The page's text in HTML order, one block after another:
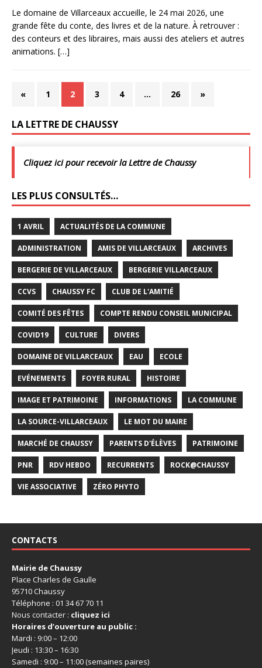
Le domaine de Villarceaux accueille, le 24 mai 2026, une
grande fête du conte, des livres et de la nature. À retrouver :
des conteurs et des libraires, mais aussi des ateliers et autres
animations. […]
« 1 2 3 4 … 26 »
LA LETTRE DE CHAUSSY
Cliquez ici pour recevoir la Lettre de Chaussy
LES PLUS CONSULTÉS…
1 AVRIL ACTUALITÉS DE LA COMMUNE
ADMINISTRATION AMIS DE VILLARCEAUX ARCHIVES
BERGERIE DE VILLARCEAUX BERGERIE VILLARCEAUX
CCVS CHAUSSY FC CLUB DE L'AMITIÉ
COMITÉ DES FÊTES COMPTE RENDU CONSEIL MUNICIPAL
COVID19 CULTURE DIVERS
DOMAINE DE VILLARCEAUX EAU ECOLE
EVÉNEMENTS FOYER RURAL HISTOIRE
IMAGE ET PATRIMOINE INFORMATIONS LA COMMUNE
LA SOURCE-VILLARCEAUX LE MOT DU MAIRE
MARCHÉ DE CHAUSSY PARENTS D'ÉLÈVES PATRIMOINE
PNR RDV HEBDO RECURRENTS ROCK@CHAUSSY
VIE ASSOCIATIVE ZÉRO PHYTO
CONTACTS
Mairie de Chaussy
Place Charles de Gaulle
95710 Chaussy
Téléphone : 01 34 67 70 11
Nous contacter : cliquez ici
Horaires d’ouverture au public :
Mardi : 9:00 – 12:00
Jeudi : 13:30 – 16:30
Samedi : 9:00 – 11:00 (semaines paires)